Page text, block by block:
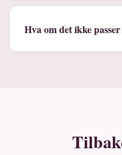
Hva om det ikke passer